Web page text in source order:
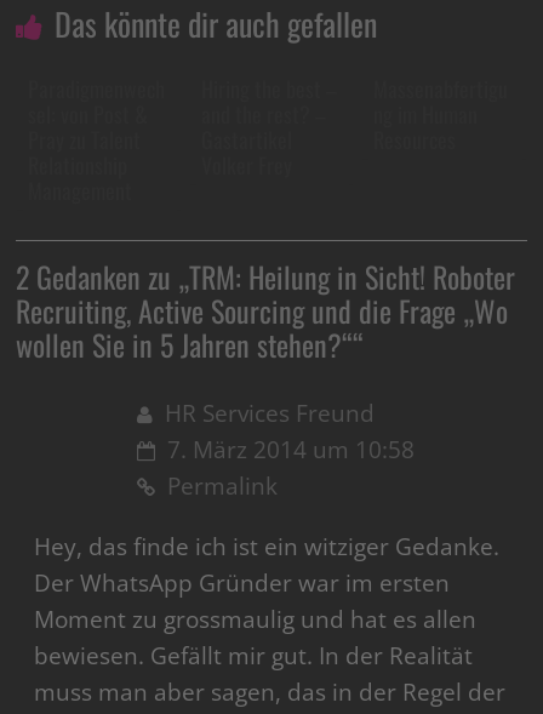
Das könnte dir auch gefallen
2 Gedanken zu „TRM: Heilung in Sicht! Roboter
Recruiting, Active Sourcing und die Frage „Wo
wollen Sie in 5 Jahren stehen?““
HR Services Freund
7. März 2014 um 10:58
Permalink
Hey, das finde ich ist ein witziger Gedanke.
Der WhatsApp Gründer war im ersten
Moment zu grossmaulig und hat es allen
bewiesen. Gefällt mir gut. In der Realität
muss man aber sagen, das in der Regel der